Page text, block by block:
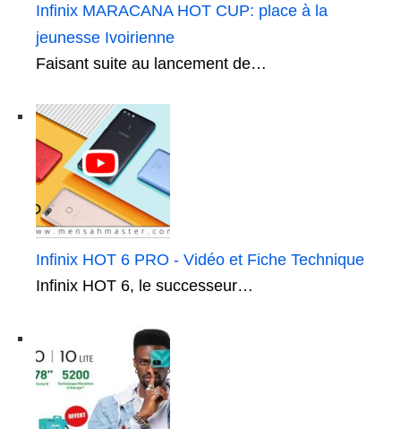
Infinix MARACANA HOT CUP: place à la
jeunesse Ivoirienne
Faisant suite au lancement de…
Infinix HOT 6 PRO - Vidéo et Fiche Technique
Infinix HOT 6, le successeur…